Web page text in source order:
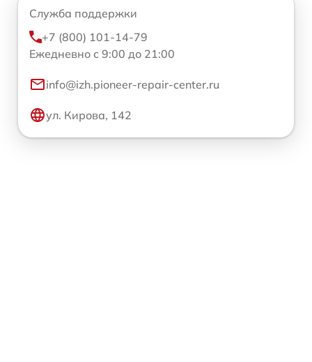
Служба поддержки
+7 (800) 101-14-79
Ежедневно с 9:00 до 21:00
info@izh.pioneer-repair-center.ru
ул. Кирова, 142